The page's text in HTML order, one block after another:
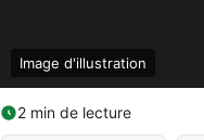
Image d'illustration
2 min de lecture